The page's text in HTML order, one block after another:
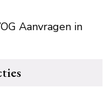
Aanvragen in